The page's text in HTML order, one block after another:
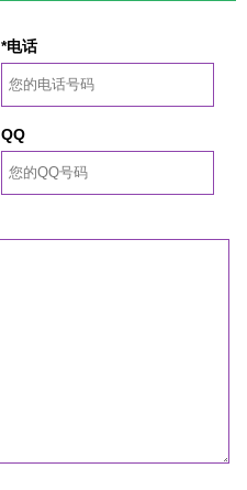
*电话
QQ